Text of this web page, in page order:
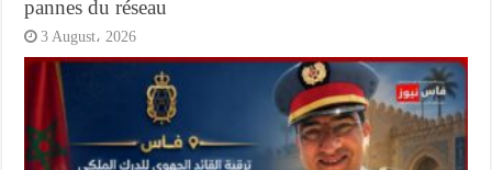
pannes du réseau
3 August، 2026